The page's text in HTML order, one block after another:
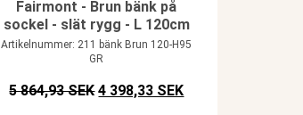
Fairmont - Brun bänk på
sockel - slät rygg - L 120cm
Artikelnummer: 211 bänk Brun 120-H95
GR
5 864,93 SEKDet ursprungliga priset var: SEK
4 398,33 SEKDet nuvarande